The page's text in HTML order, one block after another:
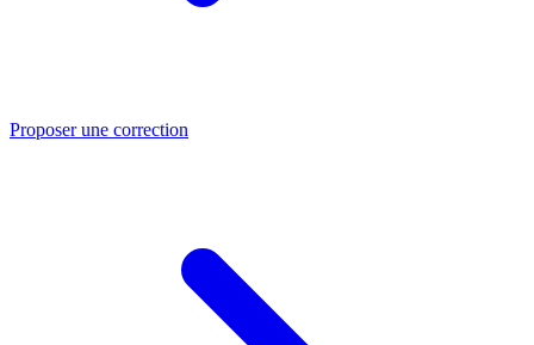
Proposer une correction